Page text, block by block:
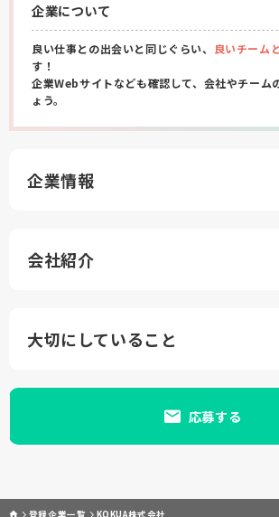
企業について
良い仕事との出会いと同じぐらい、 良いチーム
す！
企業Webサイトなども確認して、会社やチーム
ょう。
企業情報
会社紹介
大切にしていること
応募する
登録企業一覧 KOKUA株式会社